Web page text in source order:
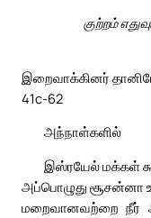
குற்றம்
இறைவாக்கினர்
41c-62
அந்நாள்களில்
இஸ்ரயேல் மக்கள்
அப்பொழுது சூசன்னா
மறைவானவற்றை நீர்